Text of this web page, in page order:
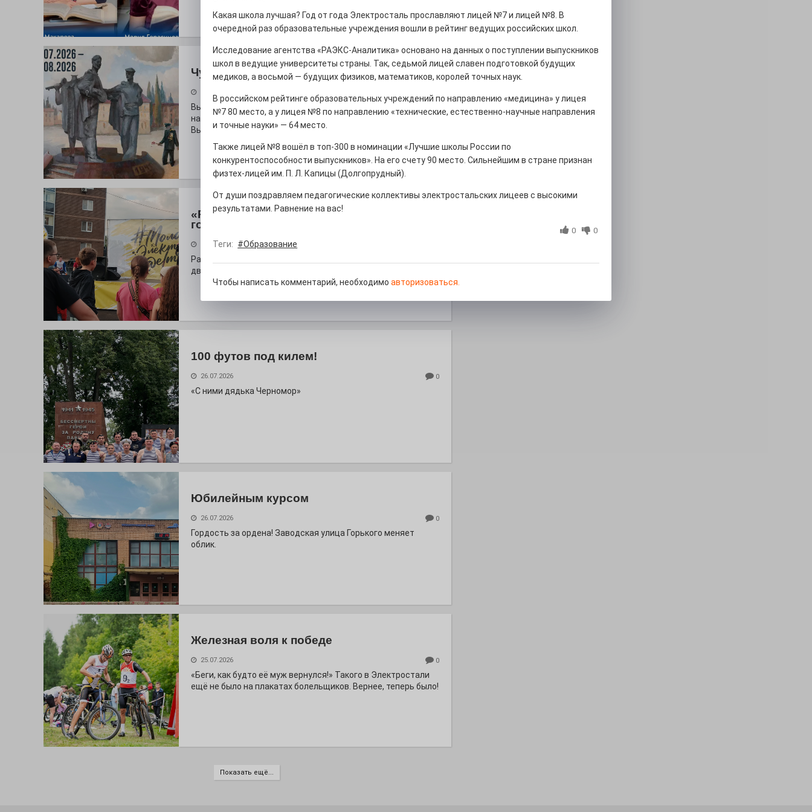
Чувство Родины — одно на всех
Выставка «Палитра героизма» — новый масштабный проект,
на который электростальцев приглашает к себе
Выставочный зал им. Олега Коняшина.
«Районы-кварталы» путешествуют по
городу
27.07.2026
Радость в квадрате! На этой неделе электростальцев
дважды порадует проект «Районы-кварталы».
100 футов под килем!
26.07.2026 0
«С ними дядька Черномор»
Юбилейным курсом
26.07.2026 0
Гордость за ордена! Заводская улица Горького меняет
облик.
Железная воля к победе
25.07.2026 0
«Беги, как будто её муж вернулся!» Такого в Электростали
ещё не было на плакатах болельщиков. Вернее, теперь было!
Показать ещё...
Какая школа лучшая? Год от года Электросталь прославляют лицей №7 и лицей №8. В
очередной раз образовательные учреждения вошли в рейтинг ведущих российских школ.
Исследование агентства «РАЭКС-Аналитика» основано на данных о поступлении выпускников
школ в ведущие университеты страны. Так, седьмой лицей славен подготовкой будущих
медиков, а восьмой — будущих физиков, математиков, королей точных наук.
В российском рейтинге образовательных учреждений по направлению «медицина» у лицея
№7 80 место, а у лицея №8 по направлению «технические, естественно-научные направления
и точные науки» — 64 место.
Также лицей №8 вошёл в топ-300 в номинации «Лучшие школы России по
конкурентоспособности выпускников». На его счету 90 место. Сильнейшим в стране признан
физтех-лицей им. П. Л. Капицы (Долгопрудный).
От души поздравляем педагогические коллективы электростальских лицеев с высокими
результатами. Равнение на вас!
0 0
Теги: #Образование
Чтобы написать комментарий, необходимо авторизоваться.